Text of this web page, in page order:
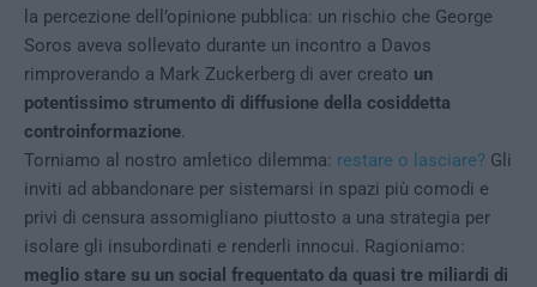
la percezione dell’opinione pubblica: un rischio che George
Soros aveva sollevato durante un incontro a Davos
rimproverando a Mark Zuckerberg di aver creato un
potentissimo strumento di diffusione della cosiddetta
controinformazione.
Torniamo al nostro amletico dilemma: restare o lasciare? Gli
inviti ad abbandonare per sistemarsi in spazi più comodi e
privi di censura assomigliano piuttosto a una strategia per
isolare gli insubordinati e renderli innocui. Ragioniamo:
meglio stare su un social frequentato da quasi tre miliardi di